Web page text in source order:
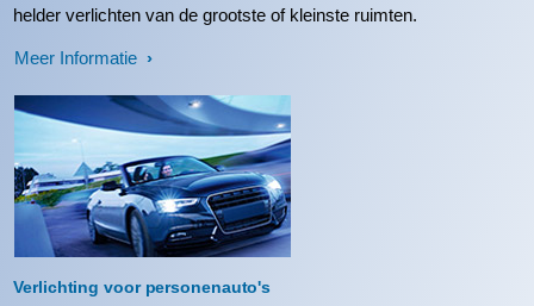
helder verlichten van de grootste of kleinste ruimten.
Meer Informatie
Verlichting voor personenauto's